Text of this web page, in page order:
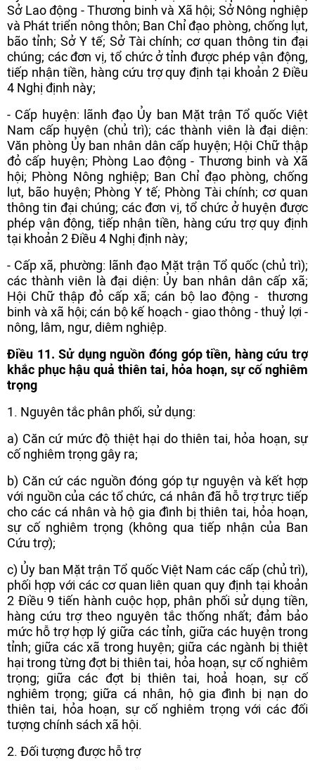
Sở Lao động - Thương binh và Xã hội; Sở Nông nghiệp
và Phát triển nông thôn; Ban Chỉ đạo phòng, chống lụt,
bão tỉnh; Sở Y tế; Sở Tài chính; cơ quan thông tin đại
chúng; các đơn vị, tổ chức ở tỉnh được phép vận động,
tiếp nhận tiền, hàng cứu trợ quy định tại khoản 2 Điều
4 Nghị định này;
- Cấp huyện: lãnh đạo Ủy ban Mặt trận Tổ quốc Việt
Nam cấp huyện (chủ trì); các thành viên là đại diện:
Văn phòng Ủy ban nhân dân cấp huyện; Hội Chữ thập
đỏ cấp huyện; Phòng Lao động - Thương binh và Xã
hội; Phòng Nông nghiệp; Ban Chỉ đạo phòng, chống
lụt, bão huyện; Phòng Y tế; Phòng Tài chính; cơ quan
thông tin đại chúng; các đơn vị, tổ chức ở huyện được
phép vận động, tiếp nhận tiền, hàng cứu trợ quy định
tại khoản 2 Điều 4 Nghị định này;
- Cấp xã, phường: lãnh đạo Mặt trận Tổ quốc (chủ trì);
các thành viên là đại diện: Ủy ban nhân dân cấp xã;
Hội Chữ thập đỏ cấp xã; cán bộ lao động - thương
binh và xã hội; cán bộ kế hoạch - giao thông - thuỷ lợi -
nông, lâm, ngư, diêm nghiệp.
Điều 11. Sử dụng nguồn đóng góp tiền, hàng cứu trợ
khắc phục hậu quả thiên tai, hỏa hoạn, sự cố nghiêm
trọng
1. Nguyên tắc phân phối, sử dụng:
a) Căn cứ mức độ thiệt hại do thiên tai, hỏa hoạn, sự
cố nghiêm trọng gây ra;
b) Căn cứ các nguồn đóng góp tự nguyện và kết hợp
với nguồn của các tổ chức, cá nhân đã hỗ trợ trực tiếp
cho các cá nhân và hộ gia đình bị thiên tai, hỏa hoạn,
sự cố nghiêm trọng (không qua tiếp nhận của Ban
Cứu trợ);
c) Ủy ban Mặt trận Tổ quốc Việt Nam các cấp (chủ trì),
phối hợp với các cơ quan liên quan quy định tại khoản
2 Điều 9 tiến hành cuộc họp, phân phối sử dụng tiền,
hàng cứu trợ theo nguyên tắc thống nhất; đảm bảo
mức hỗ trợ hợp lý giữa các tỉnh, giữa các huyện trong
tỉnh; giữa các xã trong huyện; giữa các ngành bị thiệt
hại trong từng đợt bị thiên tai, hỏa hoạn, sự cố nghiêm
trọng; giữa các đợt bị thiên tai, hoả hoạn, sự cố
nghiêm trọng; giữa cá nhân, hộ gia đình bị nạn do
thiên tai, hỏa hoạn, sự cố nghiêm trọng với các đối
tượng chính sách xã hội.
2. Đối tượng được hỗ trợ